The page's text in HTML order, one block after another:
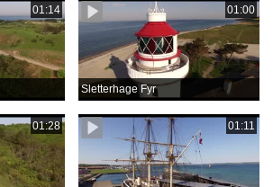
01:14 01:00
Sletterhage Fyr
01:28 01:11